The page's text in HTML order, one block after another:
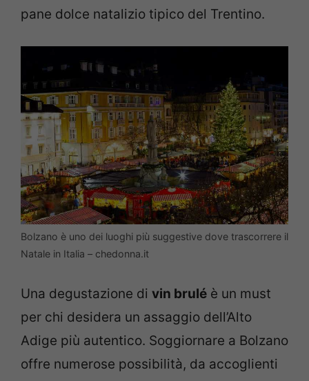
pane dolce natalizio tipico del Trentino.
Bolzano è uno dei luoghi più suggestive dove trascorrere il
Natale in Italia – chedonna.it
Una degustazione di vin brulé è un must
per chi desidera un assaggio dell’Alto
Adige più autentico. Soggiornare a Bolzano
offre numerose possibilità, da accoglienti